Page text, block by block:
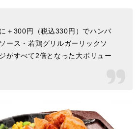
＋300円（税込330円）でハンバ
ース・若鶏グリルガーリックソ
がすべて2倍となった大ボリュー